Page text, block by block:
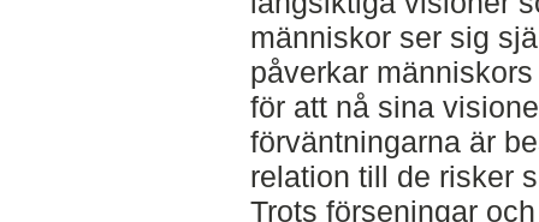
människor ser sig
påverkar
för att nå sina
förväntningarna är
relation till de risker
Trots förseningar